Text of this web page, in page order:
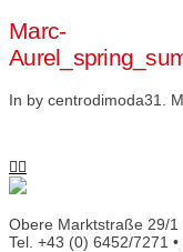
Marc-
In by centrodimoda31.
Obere Marktstraße 29/1
Tel. +43 (0) 6452/7271 •